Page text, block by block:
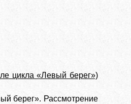
цикла «Левый берег»)
берег». Рассмотрение